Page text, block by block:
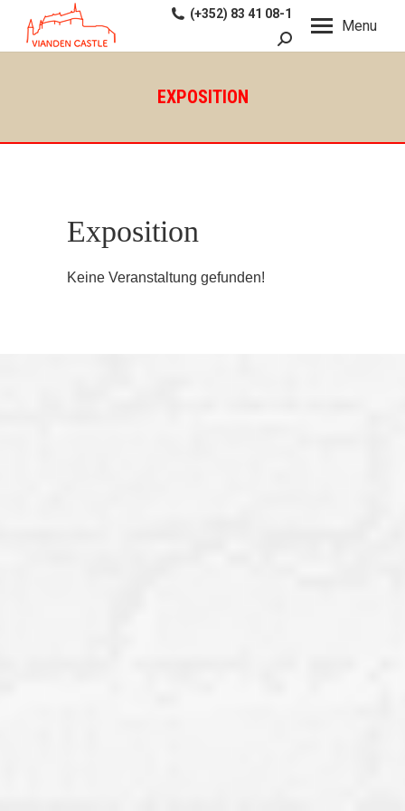
Menu
(+352) 83 41 08-1
Search:
EXPOSITION
Exposition
Keine Veranstaltung gefunden!